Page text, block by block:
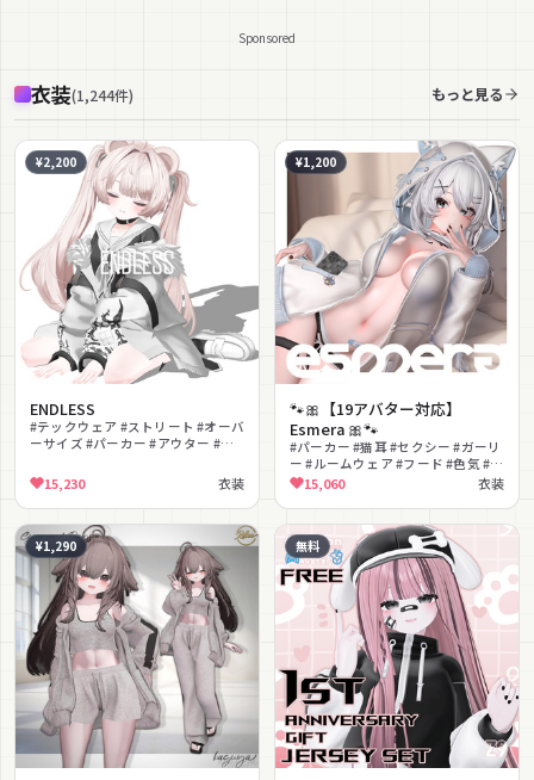
Sponsored
衣装(1,244件) もっと見る
¥2,200
ENDLESS
#テックウェア #ストリート #オーバ
ーサイズ #パーカー #アウター #セ
#PhysBone対応
15,230 衣装
¥1,200
🐾🎀【19アバター対応】
Esmera 🎀🐾
#パーカー #猫耳 #セクシー #ガーリ
ー #ルームウェア #フード #色気 #ス
マホギミック #MA対応 #lilToon対
15,060 衣装
¥1,290 無料